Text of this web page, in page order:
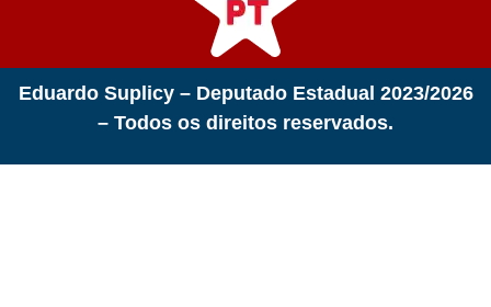
Eduardo Suplicy – Deputado Estadual 2023/2026
– Todos os direitos reservados.